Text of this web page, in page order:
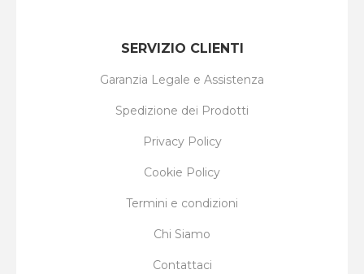
SERVIZIO CLIENTI
Garanzia Legale e Assistenza
Spedizione dei Prodotti
Privacy Policy
Cookie Policy
Termini e condizioni
Chi Siamo
Contattaci